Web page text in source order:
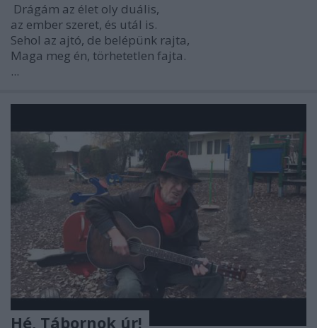
Drágám az élet oly duális,
az ember szeret, és utál is.
Sehol az ajtó, de belépünk rajta,
Maga meg én, törhetetlen fajta.
...
Hé, Tábornok úr!